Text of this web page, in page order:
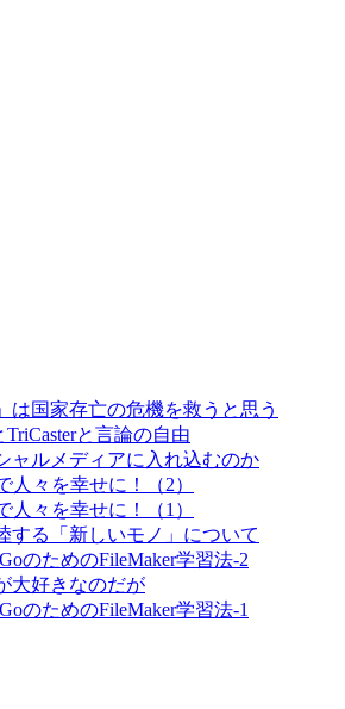
は国家存亡の危機を救うと思う
と言論の自由
ャルメディアに入れ込むのか
人々を幸せに！（2）
人々を幸せに！（1）
する「新しいモノ」について
のためのFileMaker学習法-2
大好きなのだが
のためのFileMaker学習法-1